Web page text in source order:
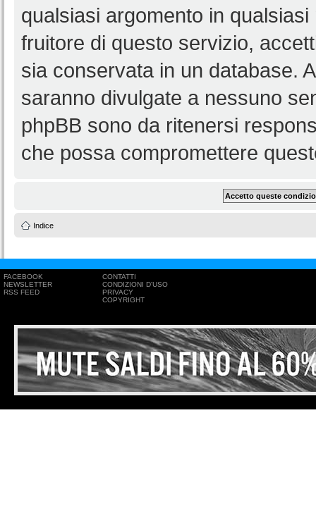
qualsiasi argomento in
fruitore di questo servizio,
sia conservata in un database.
saranno divulgate a nessuno
phpBB sono da ritenersi
che possa compromettere
Indice
FACEBOOK
NEWSLETTER
RSS FEED
CONTATTI
CONDIZIONI D'USO
PRIVACY
COPYRIGHT